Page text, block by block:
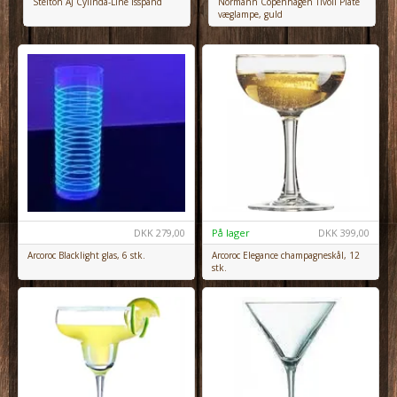
væglampe, guld
DKK 279,00
Arcoroc Blacklight glas, 6 stk.
DKK 399,00
På lager
Arcoroc Elegance champagneskål, 12
stk.